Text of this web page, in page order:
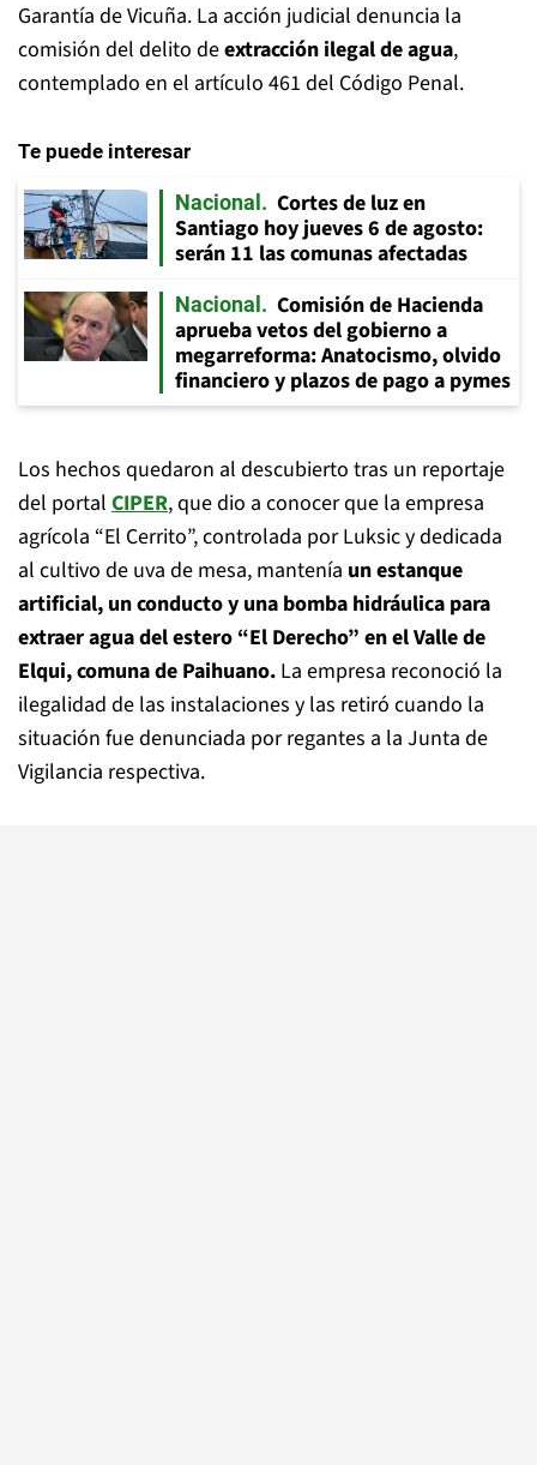
Garantía de Vicuña. La acción judicial denuncia la
comisión del delito deextracción ilegal de agua,
contemplado en el artículo 461 del Código Penal.
Te puede interesar
Nacional
Cortes de luz en
Santiago hoy jueves 6 de agosto:
serán 11 las comunas afectadas
Nacional
Comisión de Hacienda
aprueba vetos del gobierno a
megarreforma: Anatocismo, olvido
financiero y plazos de pago a pymes
Los hechos quedaron al descubierto tras un reportaje
del portal CIPER, que dio a conocer que la empresa
agrícola “El Cerrito”, controlada por Luksic y dedicada
al cultivo de uva de mesa, mantenía un estanque
artificial, un conducto y una bomba hidráulica para
extraer agua del estero “El Derecho” en el Valle de
Elqui, comuna de Paihuano. La empresa reconoció la
ilegalidad de las instalaciones y las retiró cuando la
situación fue denunciada por regantes a la Junta de
Vigilancia respectiva.